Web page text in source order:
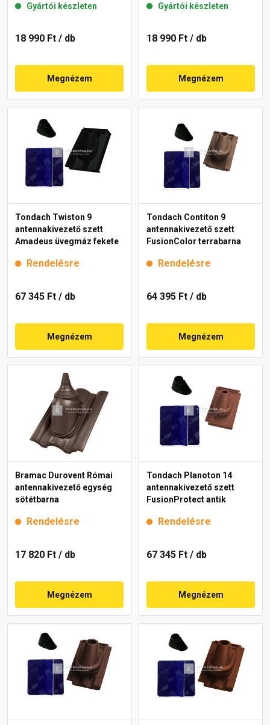
Gyártói készleten
18 990 Ft / db
Megnézem
Gyártói készleten
18 990 Ft / db
Megnézem
Tondach Twiston 9
antennakivezető szett
Amadeus üvegmáz fekete
Rendelésre
67 345 Ft / db
Megnézem
Tondach Contiton 9
antennakivezető szett
FusionColor terrabarna
Rendelésre
64 395 Ft / db
Megnézem
Bramac Durovent Római
antennakivezető egység
sötétbarna
Rendelésre
17 820 Ft / db
Megnézem
Tondach Planoton 14
antennakivezető szett
FusionProtect antik
Rendelésre
67 345 Ft / db
Megnézem